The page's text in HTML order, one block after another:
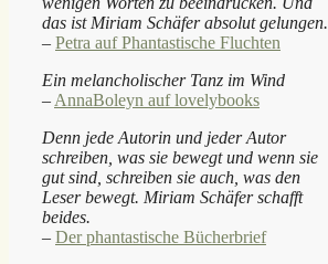
das ist Miriam Schäfer absolut gelungen.
– Petra auf Phantastische Fluchten
Ein melancholischer Tanz im Wind
– AnnaBoleyn auf lovelybooks
Denn jede Autorin und jeder Autor
schreiben, was sie bewegt und wenn sie
gut sind, schreiben sie auch, was den
Leser bewegt. Miriam Schäfer schafft
beides.
– Der phantastische Bücherbrief